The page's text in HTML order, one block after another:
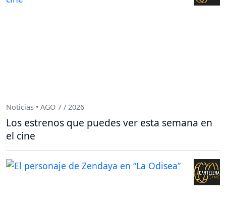
Noticias • AGO 7 / 2026
Los estrenos que puedes ver esta semana en
el cine